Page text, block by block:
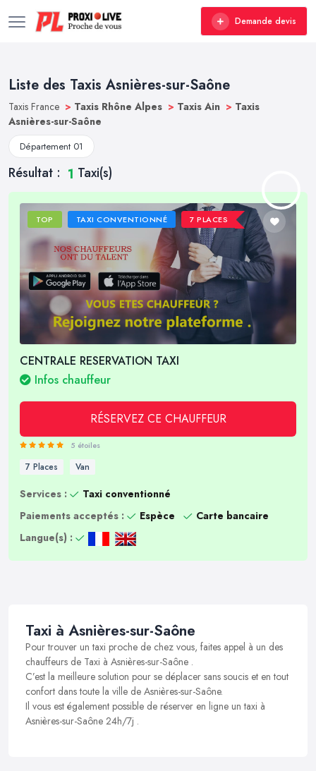
Demande devis
Liste des Taxis Asnières-sur-Saône
Taxis France > Taxis Rhône Alpes > Taxis Ain > Taxis
Asnières-sur-Saône
Département 01
Résultat : 1 Taxi(s)
TOP TAXI CONVENTIONNÉ 7 PLACES
CENTRALE RESERVATION TAXI
Infos chauffeur
RÉSERVEZ CE CHAUFFEUR
5 étoiles
7 Places Van
Services :
Taxi conventionné
Paiements acceptés :
Espèce
Carte bancaire
Langue(s) :
Taxi à Asnières-sur-Saône
Pour trouver un taxi proche de chez vous, faites appel à un des
chauffeurs de Taxi à Asnières-sur-Saône .
C’est la meilleure solution pour se déplacer sans soucis et en tout
confort dans toute la ville de Asnières-sur-Saône.
Il vous est également possible de réserver en ligne un taxi à
Asnières-sur-Saône 24h/7j .